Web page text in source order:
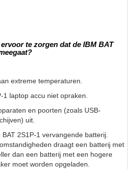
te zorgen dat de IBM BAT
extreme temperaturen.
laptop accu niet opraken.
en poorten (zoals USB-
uit.
2S1P-1 vervangende batterij.
draagt een batterij met
dan een batterij met een hogere
moet worden opgeladen.